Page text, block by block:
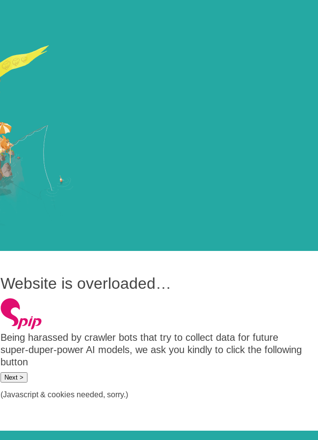
Website is overloaded…
Being harassed by crawler bots that try to collect data for future
super-duper-power AI models, we ask you kindly to click the following
button
Next >
(Javascript & cookies needed, sorry.)